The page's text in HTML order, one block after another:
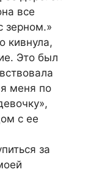
все
зерном.»
кивнула,
Это был
меня по
с ее
за